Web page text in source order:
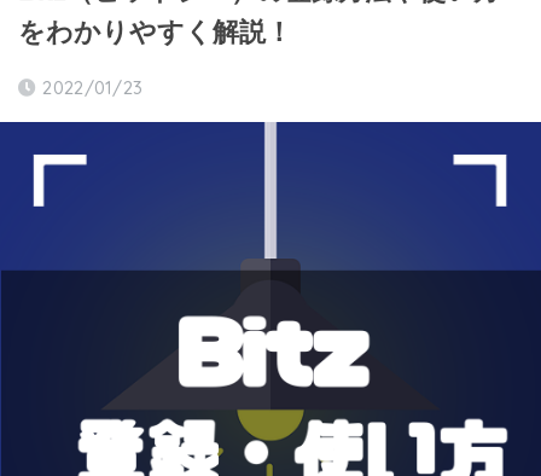
をわかりやすく解説！
2022/01/23